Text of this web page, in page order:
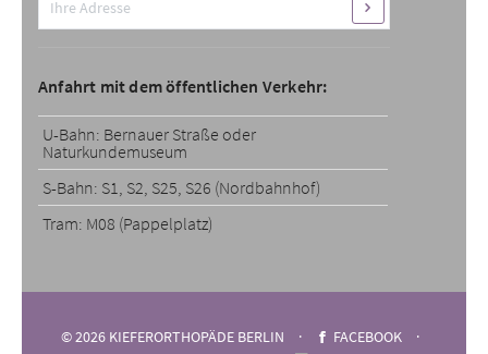
Anfahrt mit dem öffentlichen Verkehr:
U-Bahn: Bernauer Straße oder
Naturkundemuseum
S-Bahn: S1, S2, S25, S26 (Nordbahnhof)
Tram: M08 (Pappelplatz)
© 2026 KIEFERORTHOPÄDE BERLIN
FACEBOOK